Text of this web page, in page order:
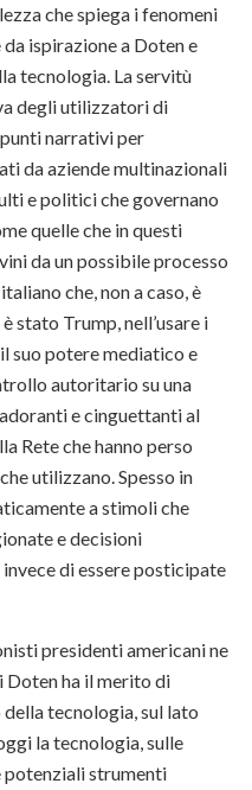
che spiega i fenomeni
ispirazione a Doten e
tecnologia. La servitù
degli utilizzatori di
narrativi per
da aziende multinazionali
e politici che governano
quelle che in questi
da un possibile processo
che, non a caso, è
stato Trump, nell’usare i
suo potere mediatico e
autoritario su una
e cinguettanti al
Rete che hanno perso
utilizzano. Spesso in
a stimoli che
e decisioni
di essere posticipate
presidenti americani ne
ha il merito di
tecnologia, sul lato
la tecnologia, sulle
strumenti